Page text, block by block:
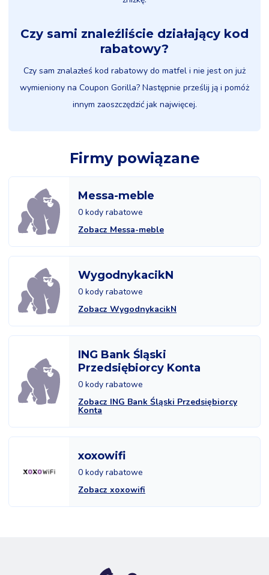
Czy sami znaleźliście działający kod
rabatowy?
Czy sam znalazłeś kod rabatowy do matfel i nie jest on już
wymieniony na Coupon Gorilla? Następnie prześlij ją i pomóż
innym zaoszczędzić jak najwięcej.
Firmy powiązane
Messa-meble
0 kody rabatowe
Zobacz Messa-meble
WygodnykacikN
0 kody rabatowe
Zobacz WygodnykacikN
ING Bank Śląski
Przedsiębiorcy Konta
0 kody rabatowe
Zobacz ING Bank Śląski Przedsiębiorcy
Konta
xoxowifi
0 kody rabatowe
Zobacz xoxowifi